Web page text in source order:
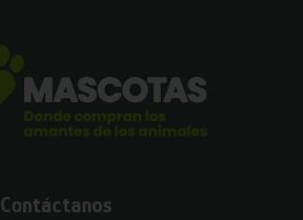
Contáctanos